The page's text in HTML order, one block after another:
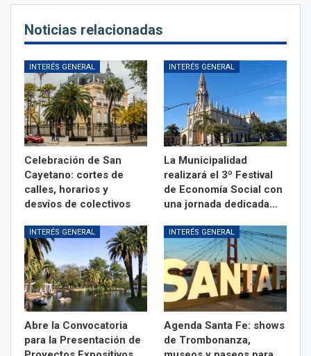
Noticias relacionadas
INTERÉS GENERAL
Celebración de San
Cayetano: cortes de
calles, horarios y
desvíos de colectivos
INTERÉS GENERAL
La Municipalidad
realizará el 3º Festival
de Economía Social con
una jornada dedicada…
INTERÉS GENERAL
Abre la Convocatoria
para la Presentación de
INTERÉS GENERAL
Agenda Santa Fe: shows
de Trombonanza,